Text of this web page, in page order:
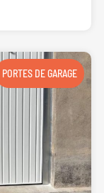
PORTES DE GARAGE